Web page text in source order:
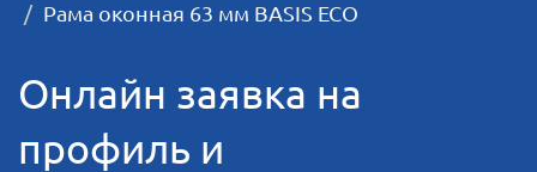
Рама оконная 63 мм BASIS ECO
Онлайн заявка на
профиль и